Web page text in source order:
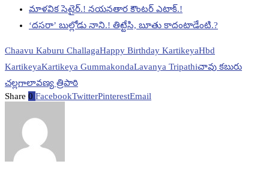
మాళవిక సెటైర్.! నయనతార కౌంటర్ ఎటాక్.!
‘దసరా’ బుల్లోడు నాని.! తిట్టేసి, బూతు కాదంటాడేంటి.?
Chaavu Kaburu ChallagaHappy Birthday KartikeyaHbd
KartikeyaKartikeya GummakondaLavanya Tripathiచావు కబురు
చల్లగాలావణ్య త్రిపాఠి
Share 0 FacebookTwitterPinterestEmail